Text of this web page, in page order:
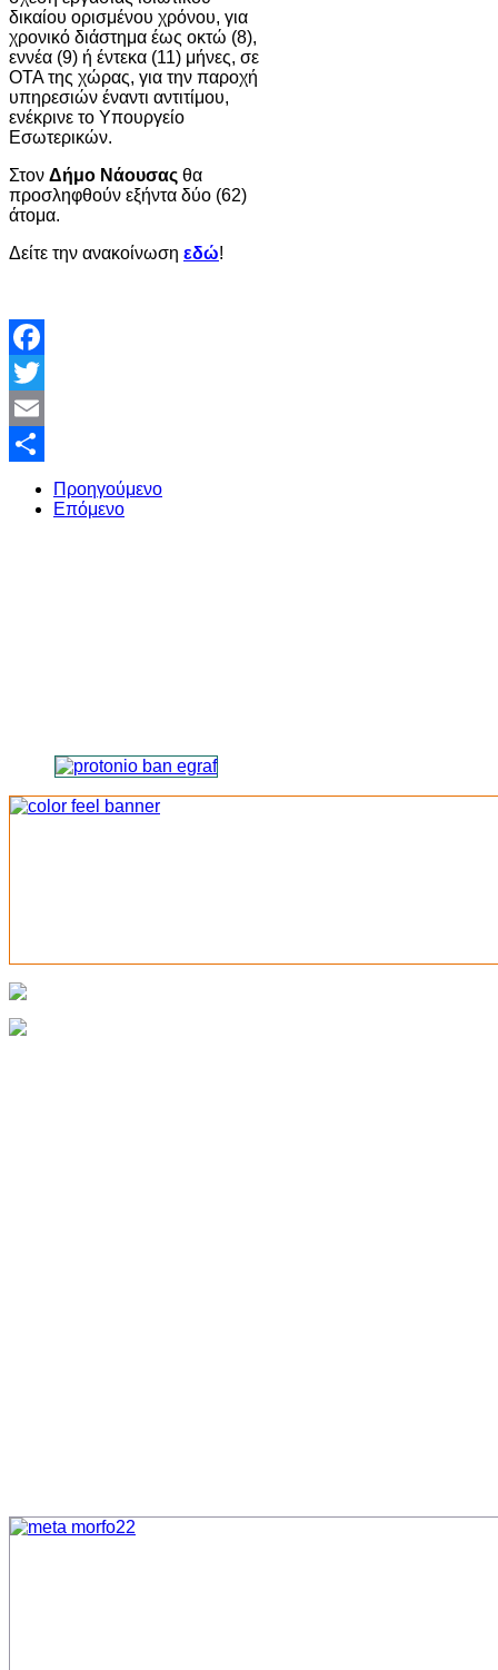
δικαίου ορισμένου χρόνου, για
χρονικό διάστημα έως οκτώ (8),
εννέα (9) ή έντεκα (11) μήνες, σε
ΟΤΑ της χώρας, για την παροχή
υπηρεσιών έναντι αντιτίμου,
ενέκρινε το Υπουργείο
Εσωτερικών.
Στον Δήμο Νάουσας θα
προσληφθούν εξήντα δύο (62)
άτομα.
Δείτε την ανακοίνωση εδώ!
Facebook
Twitter
Email
Share
Προηγούμενο
Επόμενο